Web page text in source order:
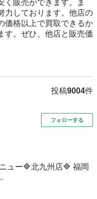
く販売ができます。ま
力しております。他店の
価格以上で買取できるか
す。ぜひ、他店と販売価
投稿9004件
フォローする
ュー🔷北九州店🔷 福岡